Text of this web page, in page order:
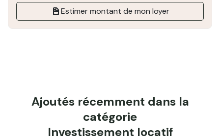
Estimer montant de mon loyer
Ajoutés récemment dans la
catégorie
Investissement locatif